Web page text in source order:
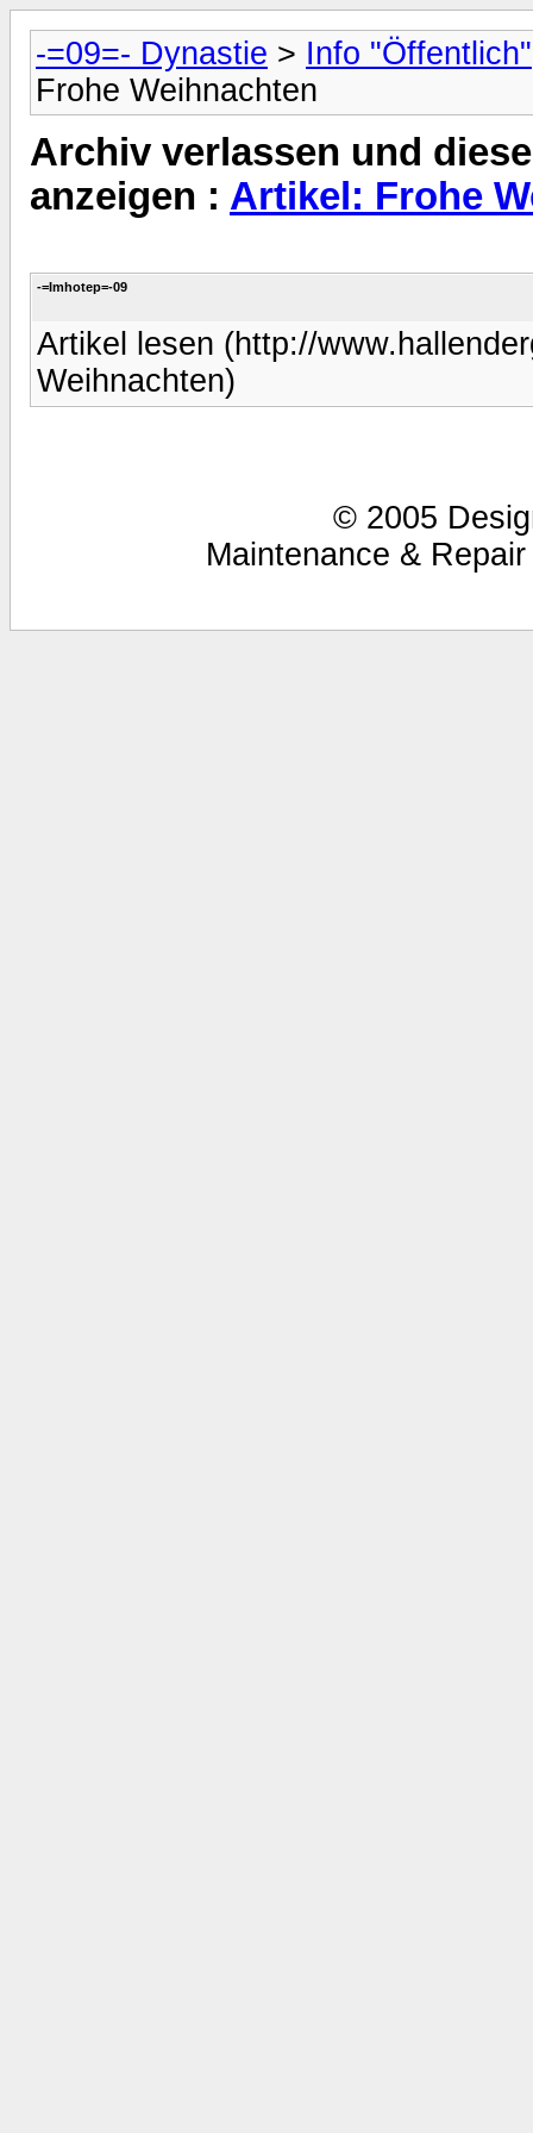
-=09=- Dynastie > Info "Öffentlich"
Frohe Weihnachten
Archiv verlassen und
anzeigen : Artikel: Frohe
-=Imhotep=-09
Artikel lesen (http://
Weihnachten)
© 2005
Maintenance &